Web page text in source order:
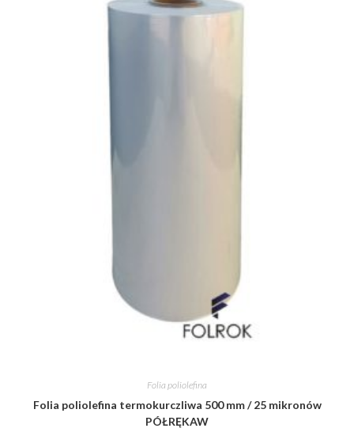
Folia poliolefina
Folia poliolefina termokurczliwa 500 mm / 25 mikronów
PÓŁRĘKAW